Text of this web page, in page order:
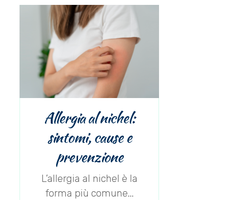
Allergia al nichel:
sintomi, cause e
prevenzione
L’allergia al nichel è la
forma più comune...